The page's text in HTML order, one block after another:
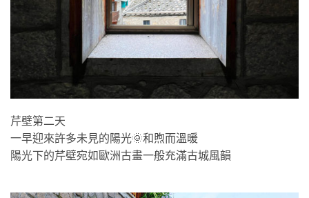
芹壁第二天
一早迎來許多未見的陽光🌞和煦而溫暖
陽光下的芹壁宛如歐洲古畫一般充滿古城風韻